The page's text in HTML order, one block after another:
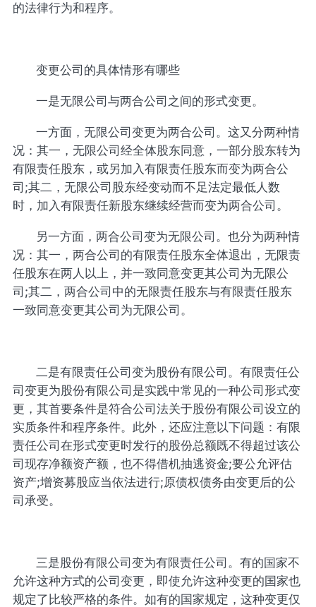
的法律行为和程序。
变更公司的具体情形有哪些
一是无限公司与两合公司之间的形式变更。
一方面，无限公司变更为两合公司。这又分两种情
况：其一，无限公司经全体股东同意，一部分股东转为
有限责任股东，或另加入有限责任股东而变为两合公
司;其二，无限公司股东经变动而不足法定最低人数
时，加入有限责任新股东继续经营而变为两合公司。
另一方面，两合公司变为无限公司。也分为两种情
况：其一，两合公司的有限责任股东全体退出，无限责
任股东在两人以上，并一致同意变更其公司为无限公
司;其二，两合公司中的无限责任股东与有限责任股东
一致同意变更其公司为无限公司。
二是有限责任公司变为股份有限公司。有限责任公
司变更为股份有限公司是实践中常见的一种公司形式变
更，其首要条件是符合公司法关于股份有限公司设立的
实质条件和程序条件。此外，还应注意以下问题：有限
责任公司在形式变更时发行的股份总额既不得超过该公
司现存净额资产额，也不得借机抽逃资金;要公允评估
资产;增资募股应当依法进行;原债权债务由变更后的公
司承受。
三是股份有限公司变为有限责任公司。有的国家不
允许这种方式的公司变更，即使允许这种变更的国家也
规定了比较严格的条件。如有的国家规定，这种变更仅